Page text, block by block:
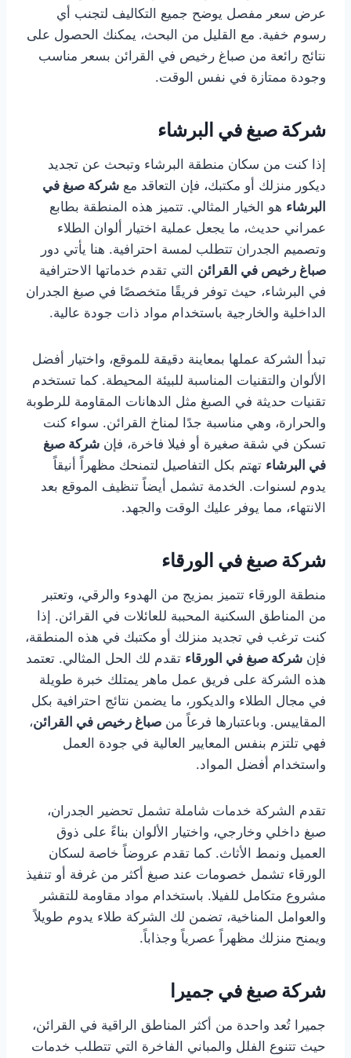
عرض سعر مفصل يوضح جميع التكاليف لتجنب أي
رسوم خفية. مع القليل من البحث، يمكنك الحصول على
نتائج رائعة من صباغ رخيص في القرائن بسعر مناسب
وجودة ممتازة في نفس الوقت.
شركة صبغ في البرشاء
إذا كنت من سكان منطقة البرشاء وتبحث عن تجديد
ديكور منزلك أو مكتبك، فإن التعاقد مع شركة صبغ في
البرشاء هو الخيار المثالي. تتميز هذه المنطقة بطابع
عمراني حديث، ما يجعل عملية اختيار ألوان الطلاء
وتصميم الجدران تتطلب لمسة احترافية. هنا يأتي دور
صباغ رخيص في القرائن التي تقدم خدماتها الاحترافية
في البرشاء، حيث توفر فريقًا متخصصًا في صبغ الجدران
الداخلية والخارجية باستخدام مواد ذات جودة عالية.
تبدأ الشركة عملها بمعاينة دقيقة للموقع، واختيار أفضل
الألوان والتقنيات المناسبة للبيئة المحيطة. كما تستخدم
تقنيات حديثة في الصبغ مثل الدهانات المقاومة للرطوبة
والحرارة، وهي مناسبة جدًا لمناخ القرائن. سواء كنت
تسكن في شقة صغيرة أو فيلا فاخرة، فإن شركة صبغ
في البرشاء تهتم بكل التفاصيل لتمنحك مظهراً أنيقاً
يدوم لسنوات. الخدمة تشمل أيضاً تنظيف الموقع بعد
الانتهاء، مما يوفر عليك الوقت والجهد.
شركة صبغ في الورقاء
منطقة الورقاء تتميز بمزيج من الهدوء والرقي، وتعتبر
من المناطق السكنية المحببة للعائلات في القرائن. إذا
كنت ترغب في تجديد منزلك أو مكتبك في هذه المنطقة،
فإن شركة صبغ في الورقاء تقدم لك الحل المثالي. تعتمد
هذه الشركة على فريق عمل ماهر يمتلك خبرة طويلة
في مجال الطلاء والديكور، ما يضمن نتائج احترافية بكل
المقاييس. وباعتبارها فرعاً من صباغ رخيص في القرائن،
فهي تلتزم بنفس المعايير العالية في جودة العمل
واستخدام أفضل المواد.
تقدم الشركة خدمات شاملة تشمل تحضير الجدران،
صبغ داخلي وخارجي، واختيار الألوان بناءً على ذوق
العميل ونمط الأثاث. كما تقدم عروضاً خاصة لسكان
الورقاء تشمل خصومات عند صبغ أكثر من غرفة أو تنفيذ
مشروع متكامل للفيلا. باستخدام مواد مقاومة للتقشر
والعوامل المناخية، تضمن لك الشركة طلاء يدوم طويلاً
ويمنح منزلك مظهراً عصرياً وجذاباً.
شركة صبغ في جميرا
جميرا تُعد واحدة من أكثر المناطق الراقية في القرائن،
حيث تتنوع الفلل والمباني الفاخرة التي تتطلب خدمات